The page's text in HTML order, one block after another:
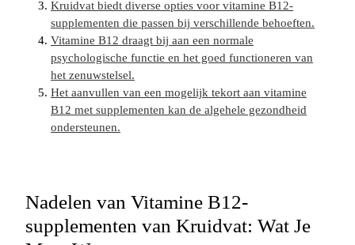
Kruidvat biedt diverse opties voor vitamine B12-
supplementen die passen bij verschillende behoeften.
Vitamine B12 draagt bij aan een normale
psychologische functie en het goed functioneren van
het zenuwstelsel.
Het aanvullen van een mogelijk tekort aan vitamine
B12 met supplementen kan de algehele gezondheid
ondersteunen.
Nadelen van Vitamine B12-
supplementen van Kruidvat: Wat Je